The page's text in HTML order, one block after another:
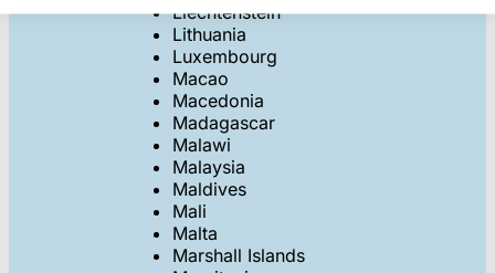
Liechtenstein
Lithuania
Luxembourg
Macao
Macedonia
Madagascar
Malawi
Malaysia
Maldives
Mali
Malta
Marshall Islands